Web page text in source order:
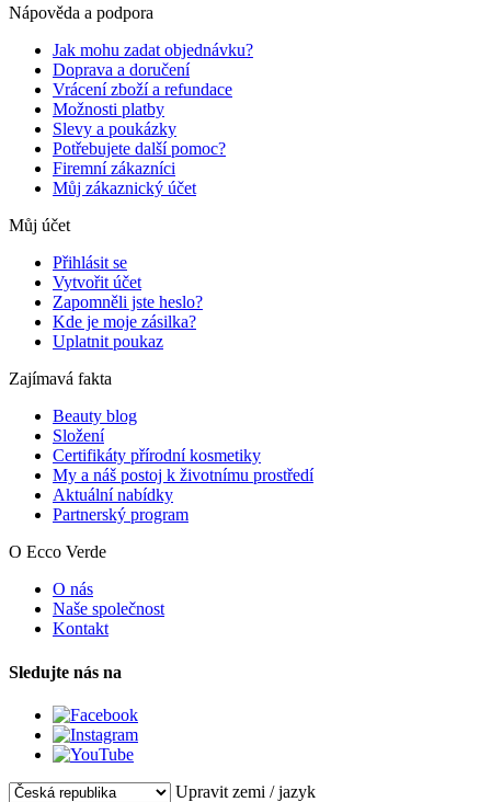
Nápověda a podpora
Jak mohu zadat objednávku?
Doprava a doručení
Vrácení zboží a refundace
Možnosti platby
Slevy a poukázky
Potřebujete další pomoc?
Firemní zákazníci
Můj zákaznický účet
Můj účet
Přihlásit se
Vytvořit účet
Zapomněli jste heslo?
Kde je moje zásilka?
Uplatnit poukaz
Zajímavá fakta
Beauty blog
Složení
Certifikáty přírodní kosmetiky
My a náš postoj k životnímu prostředí
Aktuální nabídky
Partnerský program
O Ecco Verde
O nás
Naše společnost
Kontakt
Sledujte nás na
Upravit zemi / jazyk